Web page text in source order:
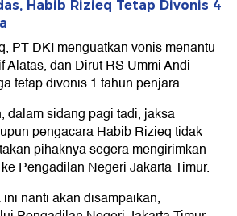
Habib Rizieq Tetap Divonis 4
PT DKI menguatkan vonis menantu
Alatas, dan Dirut RS Ummi Andi
tetap divonis 1 tahun penjara.
dalam sidang pagi tadi, jaksa
pengacara Habib Rizieq tidak
pihaknya segera mengirimkan
Pengadilan Negeri Jakarta Timur.
nanti akan disampaikan,